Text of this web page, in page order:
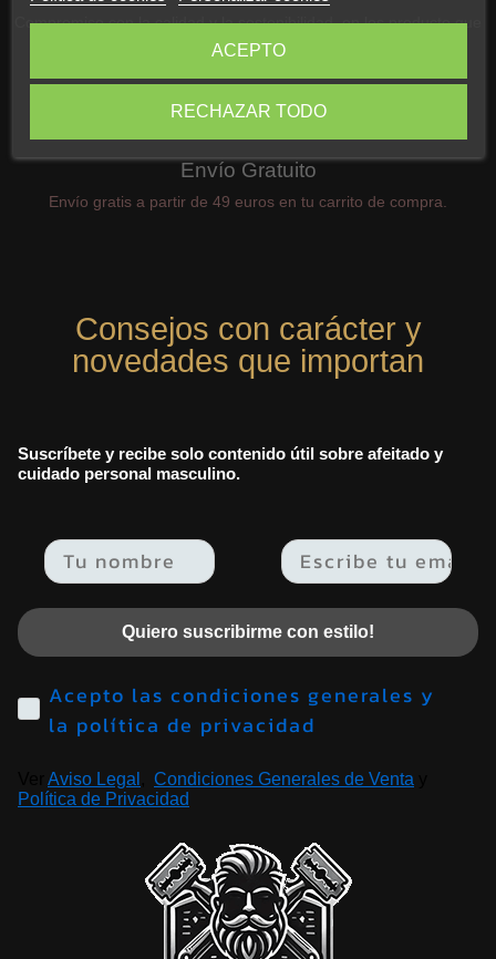
RECHAZAR TODO
ACEPTO
Compromiso con la calidad y la sostenibilidad, en los producto que
ofrecemos
Envío Gratuito
Envío gratis a partir de 49 euros en tu carrito de compra.
Consejos con carácter y
novedades que importan
Suscríbete y recibe solo contenido útil sobre afeitado y
cuidado personal masculino.
Email
Quiero suscribirme con estilo!
Acepto las condiciones generales y
la política de privacidad
Aviso Legal Condiciones Generales de Venta
Política de Privacidad